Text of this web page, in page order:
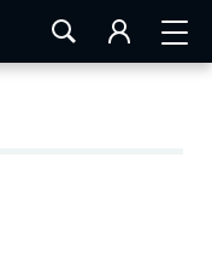
LA ROCHELLE